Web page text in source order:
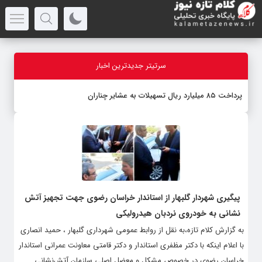
سرتیتر جدیدترین اخبار
پرداخت ۸۵ میلیارد ریال تسهیلات به عشایر چناران
پیگیری شهردار گلبهار از استاندار خراسان رضوی جهت تجهیز آتش
نشانی به خودروی نردبان هیدرولیکی
به گزارش کلام تازه،به نقل از روابط عمومی شهرداری گلبهار ، حمید انصاری
با اعلام اینکه با دکتر مظفری استاندار و دکتر قامتی معاونت عمرانی استاندار